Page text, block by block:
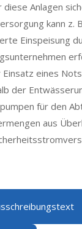
diese Anlagen
kann z.
Einspeisung
Einsatz eines
der
für den
aus